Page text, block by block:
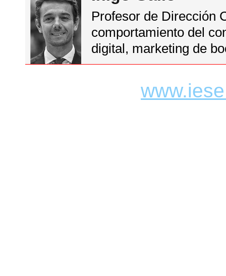
Profesor de Dirección
comportamiento del
digital, marketing de